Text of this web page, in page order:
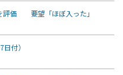
評価 要望「ほぼ入った」
付）